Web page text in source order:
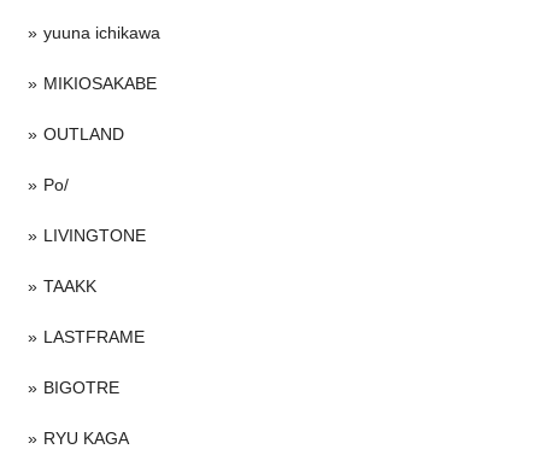
yuuna ichikawa
MIKIOSAKABE
OUTLAND
Po/
LIVINGTONE
TAAKK
LASTFRAME
BIGOTRE
RYU KAGA